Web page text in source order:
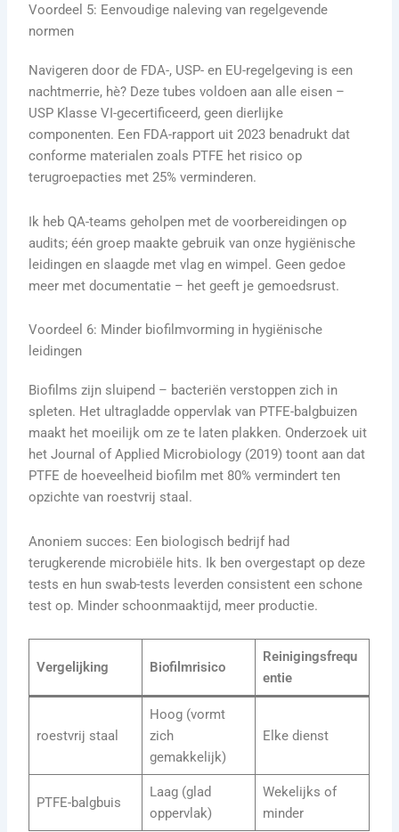
Voordeel 5: Eenvoudige naleving van regelgevende
normen
Navigeren door de FDA-, USP- en EU-regelgeving is een
nachtmerrie, hè? Deze tubes voldoen aan alle eisen –
USP Klasse VI-gecertificeerd, geen dierlijke
componenten. Een FDA-rapport uit 2023 benadrukt dat
conforme materialen zoals PTFE het risico op
terugroepacties met 25% verminderen.
Ik heb QA-teams geholpen met de voorbereidingen op
audits; één groep maakte gebruik van onze hygiënische
leidingen en slaagde met vlag en wimpel. Geen gedoe
meer met documentatie – het geeft je gemoedsrust.
Voordeel 6: Minder biofilmvorming in hygiënische
leidingen
Biofilms zijn sluipend – bacteriën verstoppen zich in
spleten. Het ultragladde oppervlak van PTFE-balgbuizen
maakt het moeilijk om ze te laten plakken. Onderzoek uit
het Journal of Applied Microbiology (2019) toont aan dat
PTFE de hoeveelheid biofilm met 80% vermindert ten
opzichte van roestvrij staal.
Anoniem succes: Een biologisch bedrijf had
terugkerende microbiële hits. Ik ben overgestapt op deze
tests en hun swab-tests leverden consistent een schone
test op. Minder schoonmaaktijd, meer productie.
Vergelijking Biofilmrisico
Reinigingsfrequ
entie
roestvrij staal
Hoog (vormt
zich
gemakkelijk)
Elke dienst
PTFE-balgbuis
Laag (glad
oppervlak)
Wekelijks of
minder